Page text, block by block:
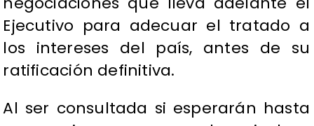
Ejecutivo para adecuar el tratado a
los intereses del país, antes de su
ratificación definitiva.
Al ser consultada si esperarán hasta